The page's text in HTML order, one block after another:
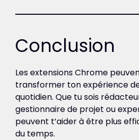
Conclusion
Les extensions Chrome
transformer ton expérience
quotidien. Que tu sois
gestionnaire de projet ou
peuvent t’aider à être plus
du temps.